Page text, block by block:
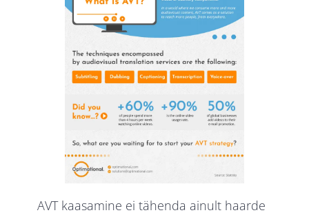
AVT kaasamine ei tähenda ainult haarde